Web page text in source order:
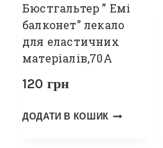
Бюстгальтер ” Емі
балконет” лекало
для еластичних
матеріалів,70А
120 грн
ДОДАТИ В КОШИК